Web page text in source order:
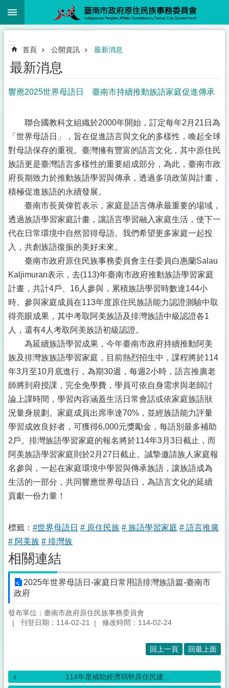
跳到主要內容區塊
:::
首頁 公開資訊 最新消息
最新消息
響應2025世界母語日 臺南市持續推動族語家庭促進傳承
聯合國教科文組織於2000年開始，訂定每年2月21日為
「世界母語日」，旨在促進語言與文化的多樣性，喚起全球
對母語保存的重視。臺灣擁有豐富的語言文化，其中原住民
族語更是臺灣語言多樣性的重要組成部分，為此，臺南市政
府長期致力於推動族語學習與傳承，透過多項政策與計畫，
積極促進族語的永續發展。
臺南市長黃偉哲表示，家庭是語言傳承最重要的場域，
透過族語學習家庭計畫，讓語言學習融入家庭生活，使下一
代在日常環境中自然習得母語。我們希望更多家庭一起投
入，共創族語復振的美好未來。
臺南市政府原住民族事務委員會主任委員白惠蘭Salau
Kaljimuran表示，去(113)年臺南市政府推動族語學習家庭
計畫，共計4戶、16人參與，累積族語學習時數達144小
時。參與家庭成員在113年度原住民族語能力認證測驗中取
得亮眼成果，其中考取阿美族語及排灣族語中級認證各1
人，還有4人考取阿美族語初級認證。
為延續族語學習成果，今年臺南市政府持續推動阿美
族及排灣族族語學習家庭，目前熱烈招生中，課程將於114
年3月至10月底進行，為期30週，每週2小時，語言推廣老
師將到府授課，完全免學費，學員可依自身需求與老師討
論上課時間，學習內容涵蓋生活日常會話或依家庭族語狀
況量身規劃。家庭成員出席率達70%，並經族語能力評量
學習成效良好者，可獲得6,000元獎勵金，每語別最多補助
2戶。排灣族語學習家庭的報名將於114年3月3日截止，而
阿美族語學習家庭則於2月27日截止。誠摯邀請族人家庭報
名參與，一起在家庭環境中學習與傳承族語，讓族語成為
生活的一部分，共同響應世界母語日，為語言文化的延續
貢獻一份力量！
標籤： #世界母語日 # 原住民族 # 族語學習家庭 # 語言推廣
# 阿美族 # 排灣族
相關連結
2025年世界母語日-家庭日常用語排灣族語篇-臺南市
政府
發布單位：臺南市政府原住民族事務委員會
刊登日期：114-02-21
修改時間：114-02-24
回上一頁 回最上面
114年度補助經濟弱勢原住民建...